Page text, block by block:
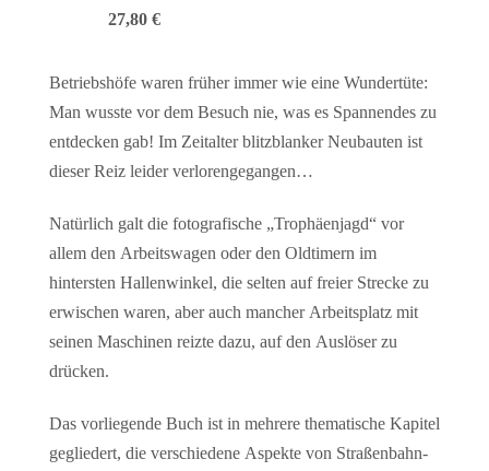
27,80 €
Betriebshöfe waren früher immer wie eine Wundertüte:
Man wusste vor dem Besuch nie, was es Spannendes zu
entdecken gab! Im Zeitalter blitzblanker Neubauten ist
dieser Reiz leider verlorengegangen…
Natürlich galt die fotografische „Trophäenjagd“ vor
allem den Arbeitswagen oder den Oldtimern im
hintersten Hallenwinkel, die selten auf freier Strecke zu
erwischen waren, aber auch mancher Arbeitsplatz mit
seinen Maschinen reizte dazu, auf den Auslöser zu
drücken.
Das vorliegende Buch ist in mehrere thematische Kapitel
gegliedert, die verschiedene Aspekte von Straßenbahn-